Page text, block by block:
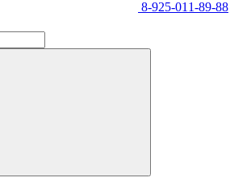
8-925-011-89-88